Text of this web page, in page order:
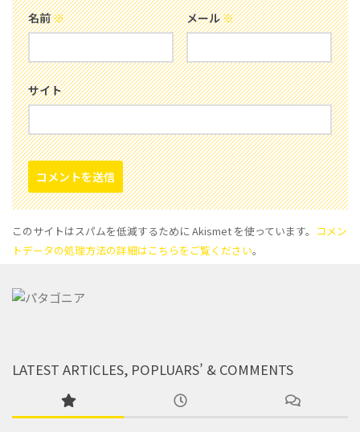
名前※ メール※
サイト
このサイトはスパムを低減するために Akismet を使っています。 コメン
トデータの処理方法の詳細はこちらをご覧ください。
LATEST ARTICLES, POPLUARS’ & COMMENTS